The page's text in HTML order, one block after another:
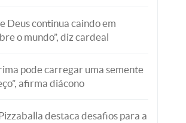
Deus continua caindo em
o mundo”, diz cardeal
pode carregar uma semente
afirma diácono
destaca desafios para a